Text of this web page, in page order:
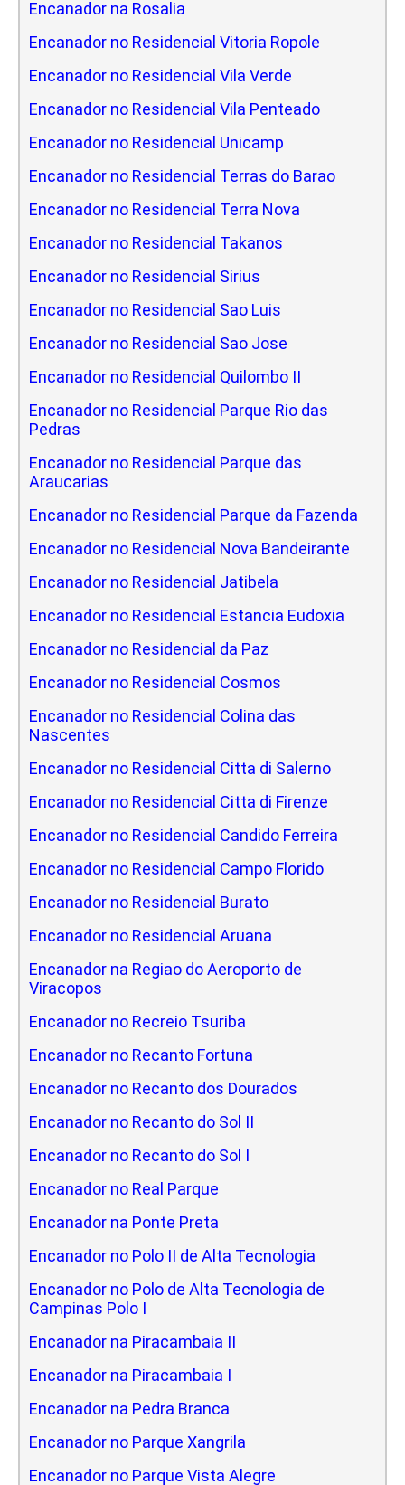
Encanador na Rosalia
Encanador no Residencial Vitoria Ropole
Encanador no Residencial Vila Verde
Encanador no Residencial Vila Penteado
Encanador no Residencial Unicamp
Encanador no Residencial Terras do Barao
Encanador no Residencial Terra Nova
Encanador no Residencial Takanos
Encanador no Residencial Sirius
Encanador no Residencial Sao Luis
Encanador no Residencial Sao Jose
Encanador no Residencial Quilombo II
Encanador no Residencial Parque Rio das
Pedras
Encanador no Residencial Parque das
Araucarias
Encanador no Residencial Parque da Fazenda
Encanador no Residencial Nova Bandeirante
Encanador no Residencial Jatibela
Encanador no Residencial Estancia Eudoxia
Encanador no Residencial da Paz
Encanador no Residencial Cosmos
Encanador no Residencial Colina das
Nascentes
Encanador no Residencial Citta di Salerno
Encanador no Residencial Citta di Firenze
Encanador no Residencial Candido Ferreira
Encanador no Residencial Campo Florido
Encanador no Residencial Burato
Encanador no Residencial Aruana
Encanador na Regiao do Aeroporto de
Viracopos
Encanador no Recreio Tsuriba
Encanador no Recanto Fortuna
Encanador no Recanto dos Dourados
Encanador no Recanto do Sol II
Encanador no Recanto do Sol I
Encanador no Real Parque
Encanador na Ponte Preta
Encanador no Polo II de Alta Tecnologia
Encanador no Polo de Alta Tecnologia de
Campinas Polo I
Encanador na Piracambaia II
Encanador na Piracambaia I
Encanador na Pedra Branca
Encanador no Parque Xangrila
Encanador no Parque Vista Alegre